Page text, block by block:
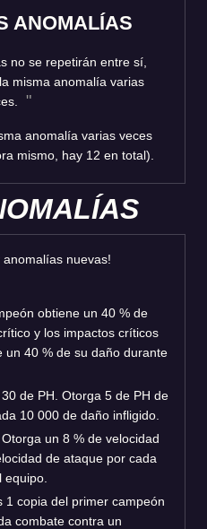
ANOMALÍAS
no se repetirán entre sí,
misma anomalía varias
anomalía varias veces
mismo, hay 12 en total).
anomalías nuevas!
obtiene un 40 % de
y los impactos críticos
un 40 % de su daño durante
de PH. Otorga 5 de PH de
10 000 de daño infligido.
un 8 % de velocidad
de ataque por cada
1 copia del primer campeón
combate contra un